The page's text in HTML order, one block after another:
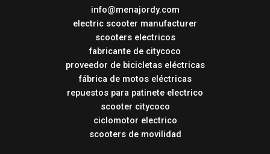
info@menajordy.com
electric scooter manufacturer
scooters electricos
fabricante de citycoco
proveedor de bicicletas eléctricas
fábrica de motos eléctricas
repuestos para patinete electrico
scooter citycoco
ciclomotor electrico
scooters de movilidad